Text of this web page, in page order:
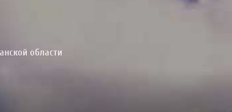
области